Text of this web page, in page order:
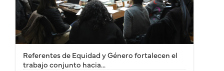
Referentes de Equidad y Género fortalecen el
trabajo conjunto hacia...